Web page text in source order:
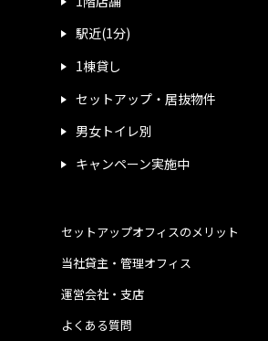
駅近(1分)
1棟貸し
セットアップ・居抜物件
男女トイレ別
キャンペーン実施中
運営会社・支店
よくある質問
当社貸主・管理オフィス
セットアップオフィスのメリット